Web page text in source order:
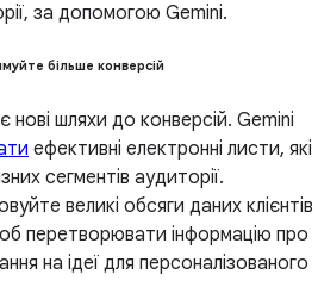
за допомогою Gemini.
більше конверсій
нові шляхи до конверсій. Gemini
ефективні електронні листи, які
сегментів аудиторії.
великі обсяги даних клієнтів
перетворювати інформацію про
на ідеї для персоналізованого